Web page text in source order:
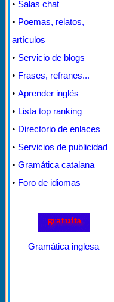
• Salas chat
• Poemas, relatos,
artículos
• Servicio de blogs
• Frases, refranes...
• Aprender inglés
• Lista top ranking
• Directorio de enlaces
• Servicios de publicidad
• Gramática catalana
• Foro de idiomas
Gramática inglesa